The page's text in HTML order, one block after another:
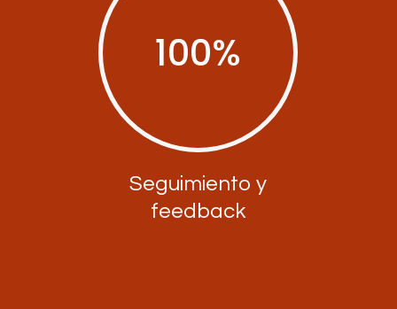
100%
Seguimiento y
feedback